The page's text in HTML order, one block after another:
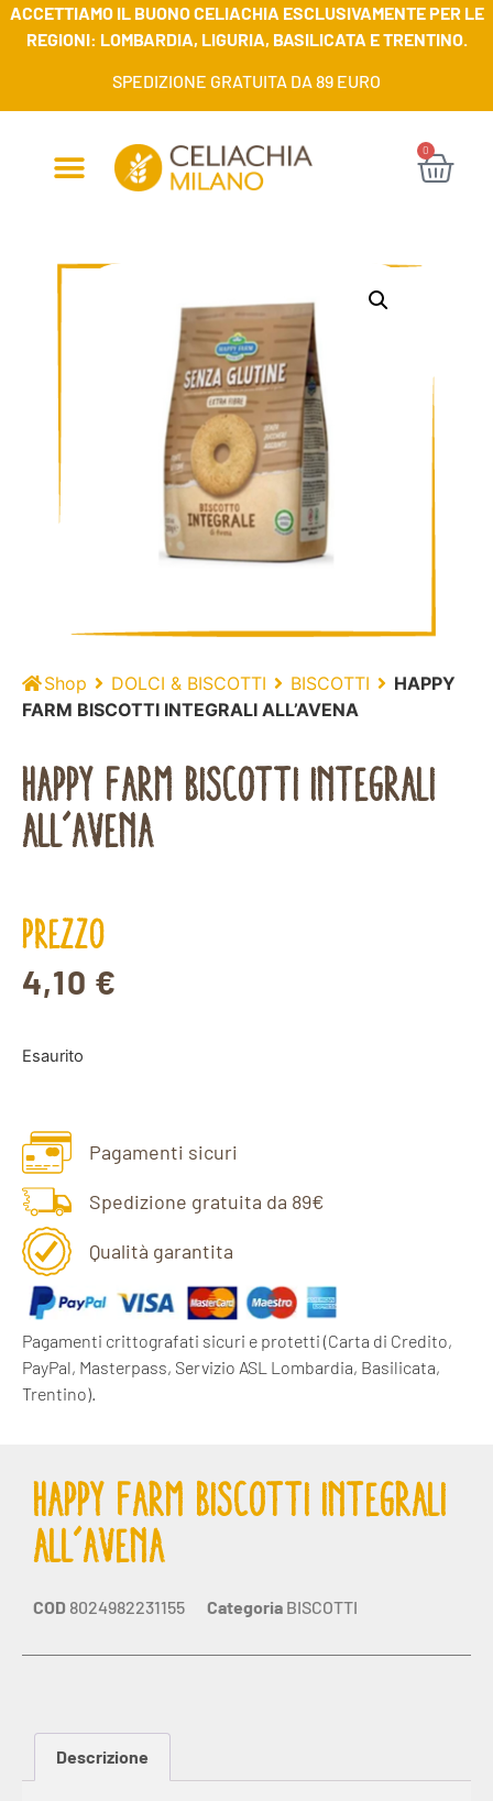
ACCETTIAMO IL BUONO CELIACHIA ESCLUSIVAMENTE PER LE
REGIONI: LOMBARDIA, LIGURIA, BASILICATA E TRENTINO.
SPEDIZIONE GRATUITA DA 89 EURO
0
Shop DOLCI & BISCOTTI BISCOTTI
HAPPY
FARM BISCOTTI INTEGRALI ALL’AVENA
HAPPY FARM BISCOTTI INTEGRALI
ALL’AVENA
PREZZO
4,10 €
Esaurito
Pagamenti sicuri
Spedizione gratuita da 89€
Qualità garantita
Pagamenti crittografati sicuri e protetti (Carta di Credito,
PayPal, Masterpass, Servizio ASL Lombardia, Basilicata,
Trentino).
HAPPY FARM BISCOTTI INTEGRALI
ALL’AVENA
COD 8024982231155 Categoria BISCOTTI
Descrizione